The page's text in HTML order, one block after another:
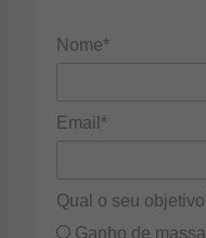
Nome*
Email*
Qual o seu
Ganho de